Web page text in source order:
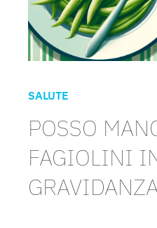
SALUTE
POSSO
FAGIOLINI